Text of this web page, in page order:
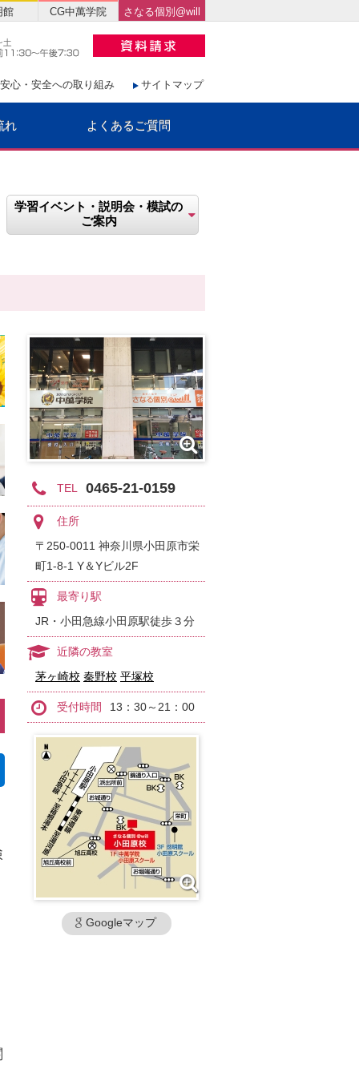
安心・安全への取り組み サイトマップ
れ よくあるご質問
館 CG中萬学院 さなる個別@will
学習イベント・説明会・模試の
ご案内
TEL 0465-21-0159
住所
〒250-0011 神奈川県小田原市栄
町1-8-1 Y＆Yビル2F
最寄り駅
JR・小田急線小田原駅徒歩３分
近隣の教室
茅ヶ崎校 秦野校 平塚校
受付時間 13：30～21：00
Googleマップ